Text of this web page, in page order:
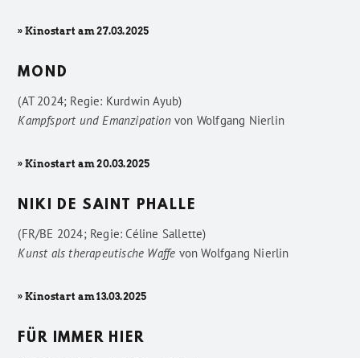
» Kinostart am 27.03.2025
MOND
(AT 2024; Regie: Kurdwin Ayub)
Kampfsport und Emanzipationvon Wolfgang Nierlin
» Kinostart am 20.03.2025
NIKI DE SAINT PHALLE
(FR/BE 2024; Regie: Céline Sallette)
Kunst als therapeutische Waffe vonWolfgang Nierlin
» Kinostart am 13.03.2025
FÜR IMMER HIER